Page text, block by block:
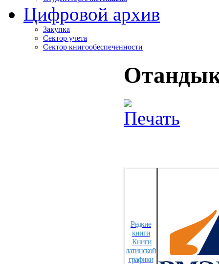
Цифровой архив
Закупка
Сектор учета
Сектор книгообеспеченности
Редкие
книги
Книги
латинской
графики